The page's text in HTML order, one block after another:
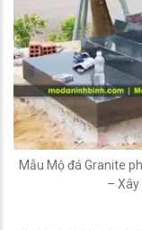
Mẫu Mộ đá Granite
–